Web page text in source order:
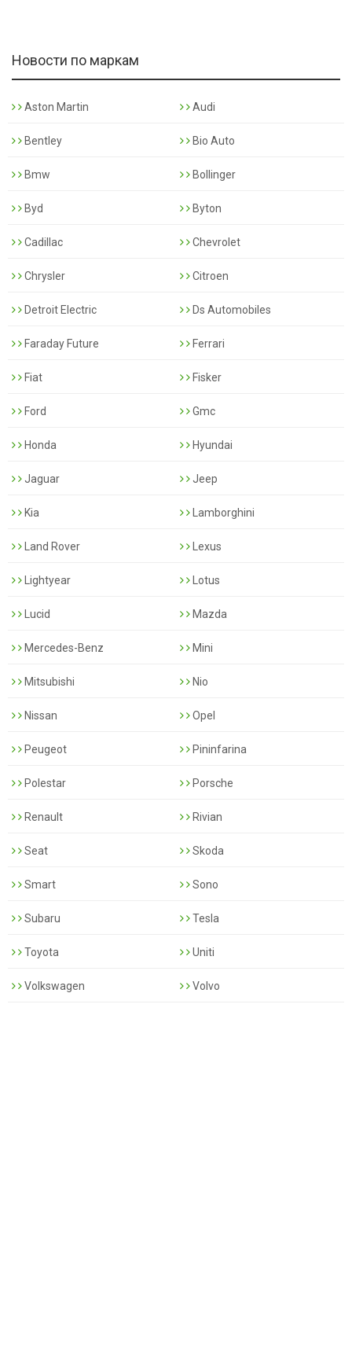
Новости по маркам
Aston Martin Audi
Bentley Bio Auto
Bmw Bollinger
Byd Byton
Cadillac Chevrolet
Chrysler Citroen
Detroit Electric Ds Automobiles
Faraday Future Ferrari
Fiat Fisker
Ford Gmc
Honda Hyundai
Jaguar Jeep
Kia Lamborghini
Land Rover Lexus
Lightyear Lotus
Lucid Mazda
Mercedes-Benz Mini
Mitsubishi Nio
Nissan Opel
Peugeot Pininfarina
Polestar Porsche
Renault Rivian
Seat Skoda
Smart Sono
Subaru Tesla
Toyota Uniti
Volkswagen Volvo